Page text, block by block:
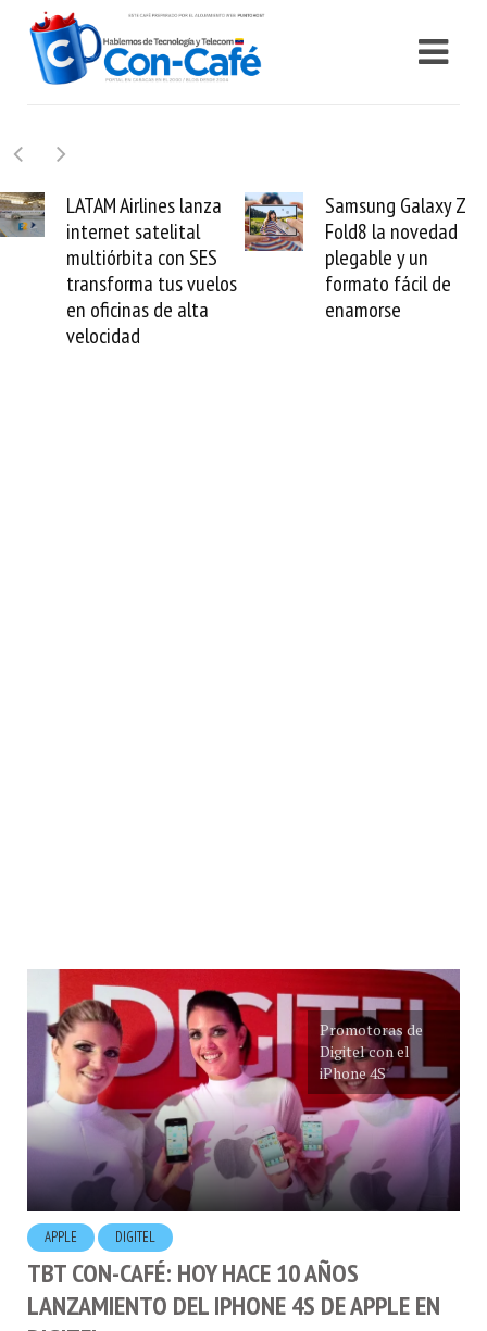
Samsung Galaxy Z
Fold8 la novedad
plegable y un
formato fácil de
enamorse
Cashea levanta 100
millones de dólares y
valida el crédito del
venezolano ante el
mundo
Promotoras de
Digitel con el
iPhone 4S
APPLE DIGITEL
TBT CON-CAFÉ: HOY HACE 10 AÑOS
LANZAMIENTO DEL IPHONE 4S DE APPLE EN
DIGITEL